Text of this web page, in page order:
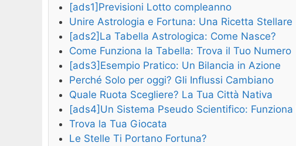
[ads1]Previsioni Lotto compleanno
Unire Astrologia e Fortuna: Una Ricetta Stellare
[ads2]La Tabella Astrologica: Come Nasce?
Come Funziona la Tabella: Trova il Tuo Numero
[ads3]Esempio Pratico: Un Bilancia in Azione
Perché Solo per oggi? Gli Influssi Cambiano
Quale Ruota Scegliere? La Tua Città Nativa
[ads4]Un Sistema Pseudo Scientifico: Funziona
Trova la Tua Giocata
Le Stelle Ti Portano Fortuna?